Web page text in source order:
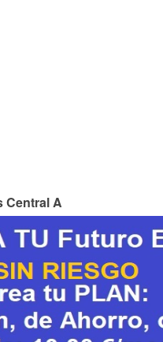
Central A